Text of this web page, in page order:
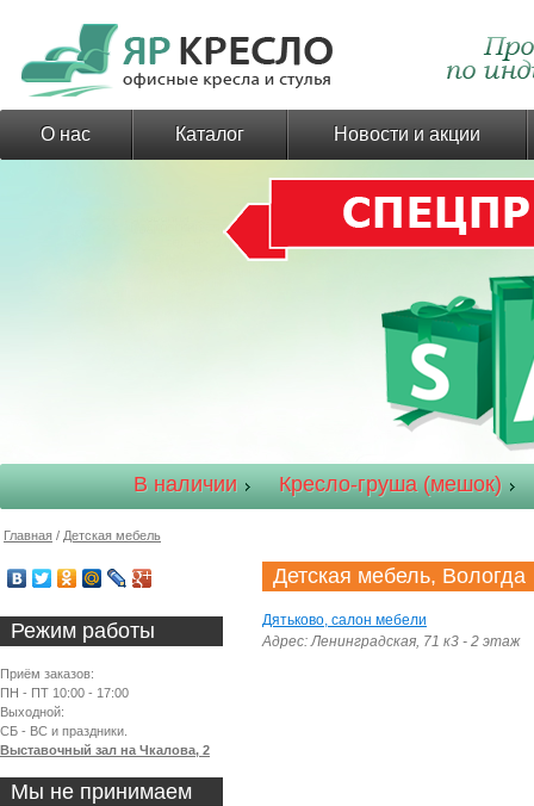
О нас Каталог Новости и акции
В наличии Кресло-груша (мешок)
Главная / Детская мебель
Детская мебель, Вологда
Дятьково, салон мебели
Адрес: Ленинградская, 71 к3 - 2 этаж
Режим работы
Приём заказов:
ПН - ПТ 10:00 - 17:00
Выходной:
СБ - ВС и праздники.
Выставочный зал на Чкалова, 2
Мы не принимаем